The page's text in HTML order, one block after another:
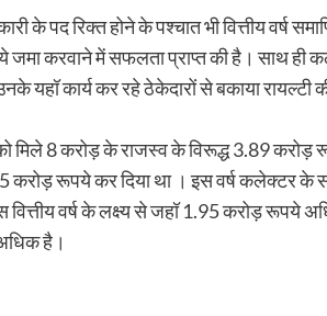
के पद रिक्त होने के पश्चात भी वित्तीय वर्ष
करवाने में सफलता प्राप्त की है। साथ ही
यहॉ कार्य कर रहे ठेकेदारों से बकाया रायल्टी की
को मिले 8 करोड़ के राजस्व के विरूद्ध 3.89
करोड़ रूपये कर दिया था । इस वर्ष कलेक्टर के
वर्ष के लक्ष्य से जहॉ 1.95 करोड़ रूपये
है।